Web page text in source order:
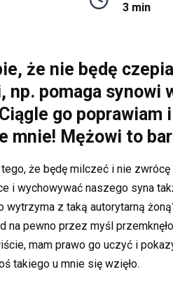
3 min
że nie będę
np. pomaga
go
mnie! Mężowi to
że będę milczeć i nie
i wychowywać naszego syna
wytrzyma z taką autorytarną
na pewno przez myśl
mam prawo go uczyć i
takiego u mnie się wzięło.